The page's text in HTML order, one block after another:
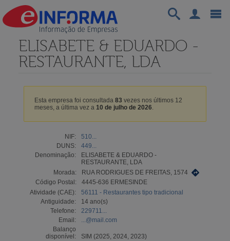
ELISABETE & EDUARDO -
RESTAURANTE, LDA
Esta empresa foi consultada 83 vezes nos últimos 12
meses, a última vez a 10 de julho de 2026.
NIF:
510...
DUNS:
449...
Denominação:
ELISABETE & EDUARDO -
RESTAURANTE, LDA
Morada:
RUA RODRIGUES DE FREITAS, 1574
Código Postal:
4445-636 ERMESINDE
Atividade (CAE):
56111 - Restaurantes tipo tradicional
Antiguidade:
14 ano(s)
Telefone:
229711...
Email:
...@mail.com
Balanço
disponível:
SIM (2025, 2024, 2023)